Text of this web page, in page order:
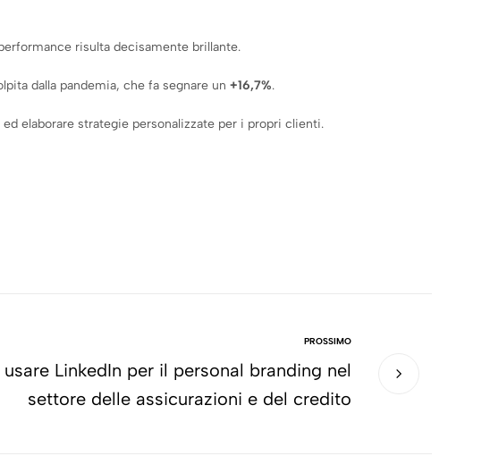
risulta decisamente brillante.
dalla pandemia, che fa segnare un +16,7%.
elaborare strategie personalizzate per i propri clienti.
PROSSIMO
LinkedIn per il personal branding nel
settore delle assicurazioni e del credito